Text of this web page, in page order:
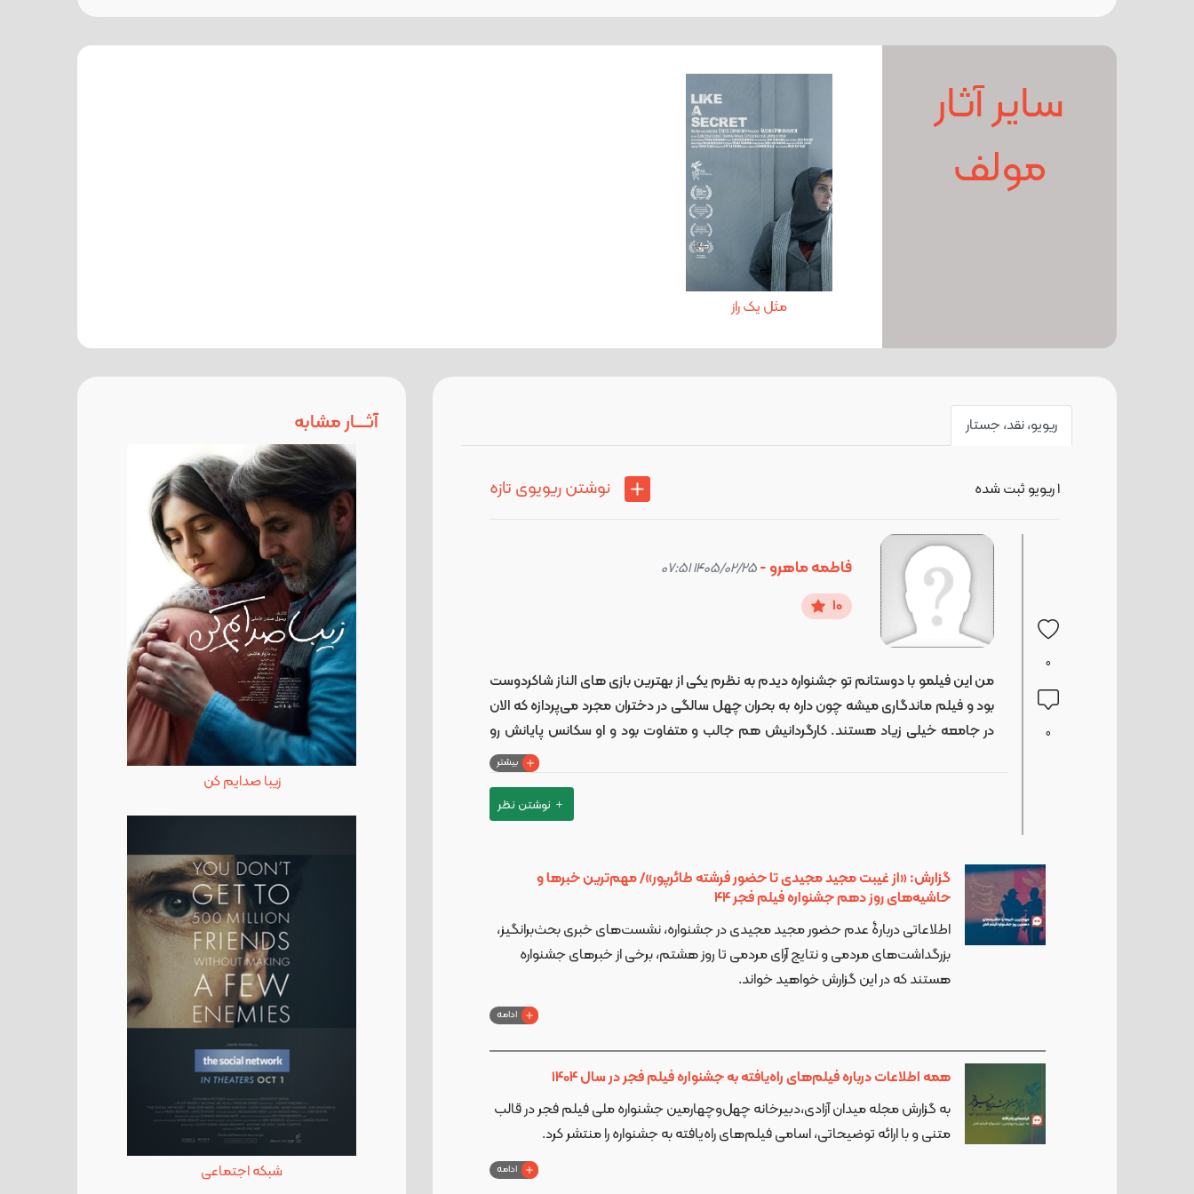
سایر آثار
مولف
مثل یک راز
ریویو، نقد، جستار
1ریویو ثبت شده نوشتن ریویوی تازه
0
0
فاطمه ماهرو -1405/02/25 07:51
10
من این فیلمو با دوستانم تو جشنواره دیدم به نظرم یکی از بهترین بازی های الناز شاکردوست
بود و فیلم ماندگاری میشه چون داره به بحران چهل سالگی در دختران مجرد می‌پردازه که الان
در جامعه خیلی زیاد هستند. کارگردانیش هم جالب و متفاوت بود و او سکانس پایانش رو
بیشتر
نوشتن نظر
گزارش: «از غیبت مجید مجیدی تا حضور فرشته طائرپور»/ مهم‌ترین خبرها و
حاشیه‌های روز دهم جشنواره فیلم فجر 44
اطلاعاتی دربارۀ عدم حضور مجید مجیدی در جشنواره، نشست‌های خبری بحث‌برانگیز،
بزرگداشت‌های مردمی و نتایج آرای مردمی تا روز هشتم، برخی از خبر‌های جشنواره
هستند که در این گزارش خواهید خواند.
ادامه
همه اطلاعات درباره فیلم‌های راه‌یافته به جشنواره فیلم فجر در سال 1404
به گزارش مجله میدان آزادی،دبیرخانه چهل‌وچهارمین جشنواره ملی فیلم فجر در قالب
متنی و با ارائه توضیحاتی، اسامی فیلم‌های راه‌یافته به جشنواره را منتشر کرد.
ادامه
آثــــار مشابه
زیبا صدایم کن
شبکه اجتماعی